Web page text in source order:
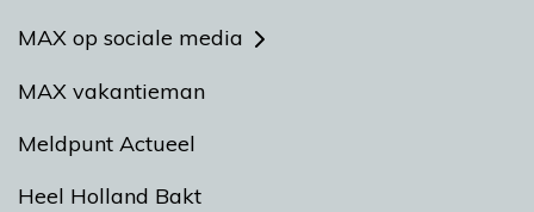
MAX op sociale media
MAX vakantieman
Meldpunt Actueel
Heel Holland Bakt